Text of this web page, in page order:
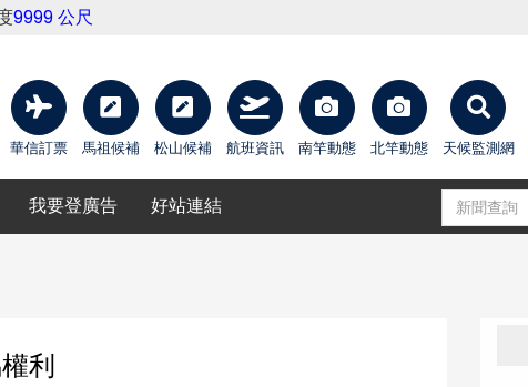
9999 公尺
華信訂票 馬祖候補 松山候補 航班資訊 南竿動態 北竿動態 天候監測網
我要登廣告 好站連結
利